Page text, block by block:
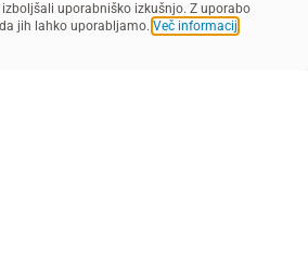
uporabniško izkušnjo. Z uporabo
jih lahko uporabljamo. Več informacij